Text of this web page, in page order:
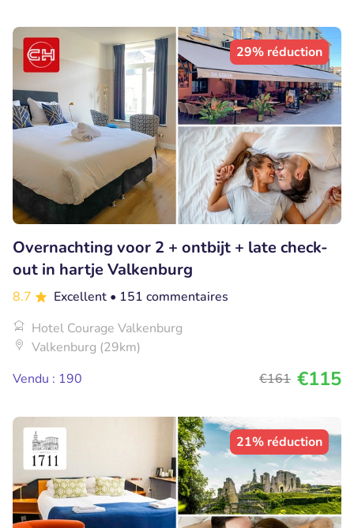
29% réduction
Overnachting voor 2 + ontbijt + late check-
out in hartje Valkenburg
8.7 Excellent • 151 commentaires
Hotel Courage Valkenburg
Valkenburg (29km)
Vendu : 190
€161 €115
21% réduction